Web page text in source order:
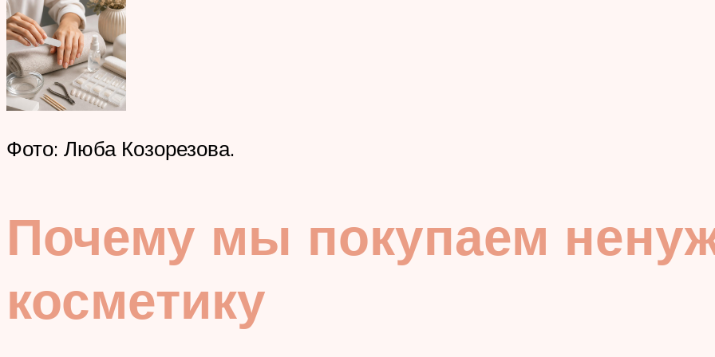
Фото: Люба Козорезова.
Почему мы покупаем
косметику